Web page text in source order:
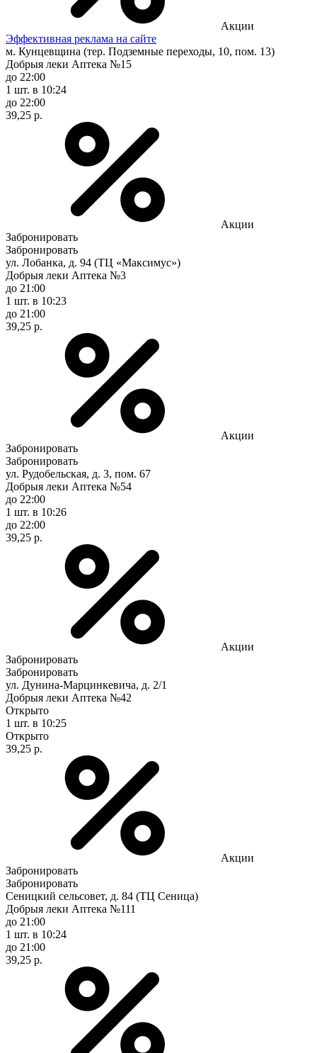
Акции
Эффективная реклама на сайте
м. Кунцевщина (тер. Подземные переходы, 10, пом. 13)
Добрыя леки Аптека №15
до 22:00
1 шт. в 10:24
до 22:00
39,25 р.
Акции
Забронировать
Забронировать
ул. Лобанка, д. 94 (ТЦ «Максимус»)
Добрыя леки Аптека №3
до 21:00
1 шт. в 10:23
до 21:00
39,25 р.
Акции
Забронировать
Забронировать
ул. Рудобельская, д. 3, пом. 67
Добрыя леки Аптека №54
до 22:00
1 шт. в 10:26
до 22:00
39,25 р.
Акции
Забронировать
Забронировать
ул. Дунина-Марцинкевича, д. 2/1
Добрыя леки Аптека №42
Открыто
1 шт. в 10:25
Открыто
39,25 р.
Акции
Забронировать
Забронировать
Сеницкий сельсовет, д. 84 (ТЦ Сеница)
Добрыя леки Аптека №111
до 21:00
1 шт. в 10:24
до 21:00
39,25 р.